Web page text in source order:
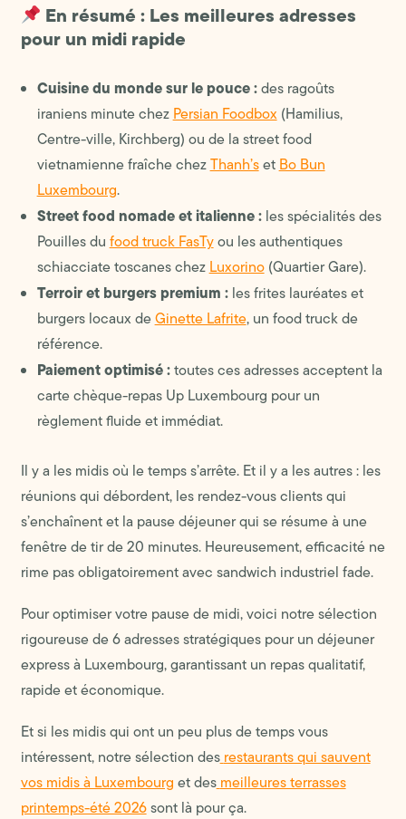
En résumé : Les meilleures adresses
pour un midi rapide
Cuisine du monde sur le pouce :des ragoûts
iraniens minute chez Persian Foodbox(Hamilius,
Centre-ville, Kirchberg) ou de la street food
vietnamienne fraîche chezThanh’set Bo Bun
Luxembourg.
Street food nomade et italienne :les spécialités des
Pouilles du food truck FasTyou les authentiques
schiacciate toscanes chez Luxorino(Quartier Gare).
Terroir et burgers premium :les frites lauréates et
burgers locaux deGinette Lafrite, un food truck de
référence.
Paiement optimisé :toutes ces adresses acceptent la
carte chèque-repas Up Luxembourg pour un
règlement fluide et immédiat.
Il y a les midis où le temps s’arrête. Et il y a les autres : les
réunions qui débordent, les rendez-vous clients qui
s’enchaînent et la pause déjeuner qui se résume à une
fenêtre de tir de 20 minutes. Heureusement, efficacité ne
rime pas obligatoirement avec sandwich industriel fade.
Pour optimiser votre pause de midi, voici notre sélection
rigoureuse de 6 adresses stratégiques pour un déjeuner
express à Luxembourg, garantissant un repas qualitatif,
rapide et économique.
Et si les midis qui ont un peu plus de temps vous
intéressent, notre sélection des restaurants qui sauvent
vos midis à Luxembourg et des meilleures terrasses
printemps-été 2026sont là pour ça.